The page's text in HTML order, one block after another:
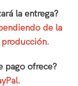
la entrega?
de la
pago ofrece?